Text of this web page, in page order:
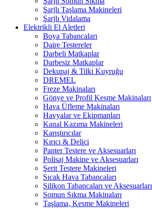
Şarjlı Taşlama Makineleri
Şarjlı Vidalama
Elektrikli El Aletleri
Boya Tabancaları
Daire Testereler
Darbeli Matkaplar
Darbesiz Matkaplar
Dekupaj & Tilki Kuyruğu
DREMEL
Freze Makinaları
Gönye ve Profil Kesme Makinaları
Hava Üfleme Makinaları
Havyalar ve Ekipmanları
Kanal Kazıma Makineleri
Karıştırıcılar
Kırıcı & Delici
Panter Testere ve Aksesuarları
Polisaj Makine ve Aksesuarları
Şerit Testere Makineleri
Sıcak Hava Tabancaları
Silikon Tabancaları ve Aksesuarları
Somun Sıkma Makinaları
Taşlama, Kesme Makineleri